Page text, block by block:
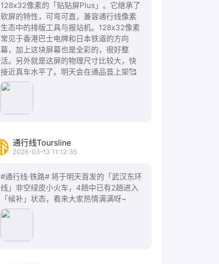
128x32像素的「贴贴屏Plus」。它继承了
软屏的特性，可弯可直，兼容通行线像素
生态中的排版工具与报站机。128x32像素
常见于香港巴士电牌和日本铁道的方向
幕，加上这块屏幕也是全彩的，很好整
活。另外就是这屏的物理尺寸比较大，快
接近真车水平了。明天会在通品荟上架🥰
通行线Toursline
2026-03-13 11:12:35
#通行线·铁路# 将于明天首发的「武汉东环
线」非空绿皮小火车，4趟中已有2趟进入
「候补」状态，看来大家热情满满呀~